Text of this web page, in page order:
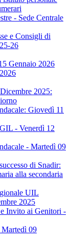
- Sede Centrale
e Consigli di
26
Gennaio 2026
2025:
Giovedì 11
- Venerdì 12
- Martedì 09
di Snadir:
alla secondaria
UIL
2025
Invito ai Genitori -
09